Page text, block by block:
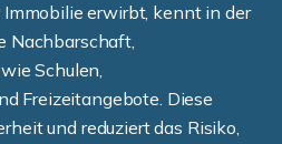
erwirbt, kennt in der
Nachbarschaft,
Schulen,
Freizeitangebote. Diese
und reduziert das Risiko,